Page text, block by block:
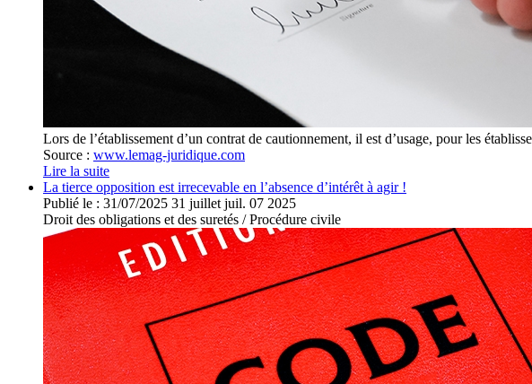
Lors de l’établissement d’un contrat de cautionnement, il est d’usage, pour les
Source : www.lemag-juridique.com
Lire la suite
La tierce opposition est irrecevable en l’absence d’intérêt à agir !
Publié le : 31/07/2025 31 juillet juil. 07 2025
Droit des obligations et des suretés /Procédure civile